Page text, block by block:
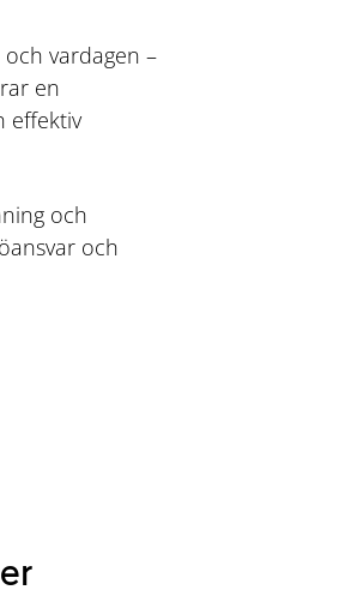
vardagen –
en
effektiv
och
och